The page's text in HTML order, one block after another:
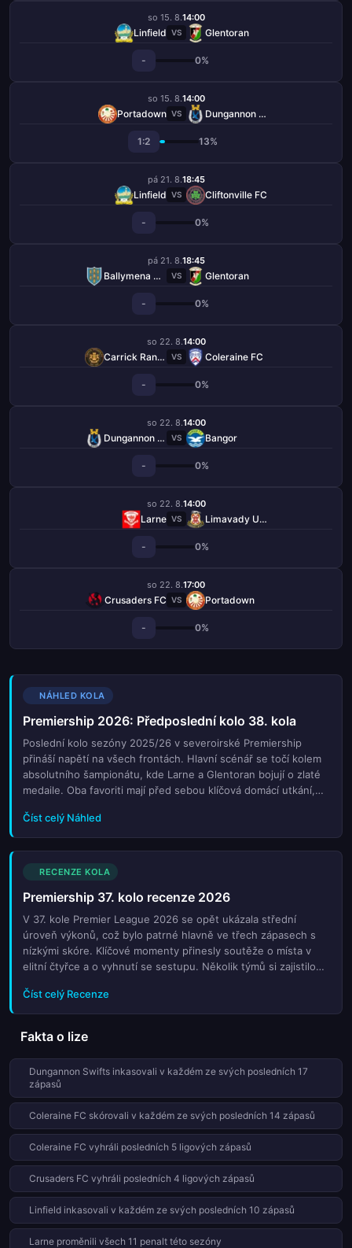
so 15. 8.14:00
Linfield VS Glentoran
- 0%
so 15. 8.14:00
Portadown VS Dungannon Swifts
1:2 13%
pá 21. 8.18:45
Linfield VS Cliftonville FC
- 0%
pá 21. 8.18:45
Ballymena United VS Glentoran
- 0%
so 22. 8.14:00
Carrick Rangers VS Coleraine FC
- 0%
so 22. 8.14:00
Dungannon Swifts VS Bangor
- 0%
so 22. 8.14:00
Larne VS Limavady United
- 0%
so 22. 8.17:00
Crusaders FC VS Portadown
- 0%
NÁHLED KOLA
Premiership 2026: Předposlední kolo 38. kola
Poslední kolo sezóny 2025/26 v severoirské Premiership
přináší napětí na všech frontách. Hlavní scénář se točí kolem
absolutního šampionátu, kde Larne a Glentoran bojují o zlaté
medaile. Oba favoriti mají před sebou klíčová domácí utkání,
napínavé sezóny. Na druhém konci tabulky se rozhoduje o
dvou sestupových místech, přičemž poslední dva celky se
utkávají přímo o přežití. Nechybí ani souboje o evropské
poháry, kde se týmy na páté a šesté příčce snaží zajistit si
cestu do předkola Evropské ligy. Diváci mohou očekávat
vysoký počet branek, zejména v zápasech střední části
tabulky, kde už není o co stát. Taktické změny trenérů a
rozhodující střelci z posledních minut budou klíčovým
faktorem úspěchu. Sledujte naše podrobné analýzy před
každým zápasem, kde přinášíme tipy na sázky, složení týmů a
kola, které v irské Premiership vždy patří mezi ty
Číst celý Náhled
RECENZE KOLA
Premiership 37. kolo recenze 2026
V 37. kole Premier League 2026 se opět ukázala střední
úroveň výkonů, což bylo patrné hlavně ve třech zápasech s
nízkými skóre. Klíčové momenty přinesly soutěže o místa v
elitní čtyřce a o vyhnutí se sestupu. Několik týmů si zajistilo
Závěrečné utkání přineslo překvapivé výsledky, které změnily
tabulku na poslední chvíli. Všechno to doplnil napínavý projev
hráčů a rozhodčích.
Číst celý Recenze
Fakta o lize
Dungannon Swifts inkasovali v každém ze svých posledních 17
zápasů
Coleraine FC skórovali v každém ze svých posledních 14 zápasů
Coleraine FC vyhráli posledních 5 ligových zápasů
Crusaders FC vyhráli posledních 4 ligových zápasů
Linfield inkasovali v každém ze svých posledních 10 zápasů
Larne proměnili všech 11 penalt této sezóny